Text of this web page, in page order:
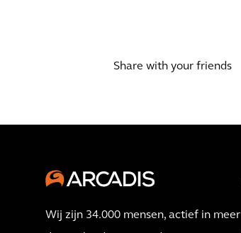
Share with your friends
Wij zijn 34.000 mensen, actief in meer